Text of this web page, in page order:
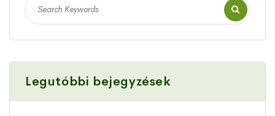
Legutóbbi bejegyzések